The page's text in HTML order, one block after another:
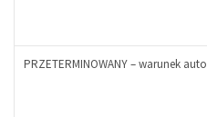
+
PRZETERMINOWANY – warunek